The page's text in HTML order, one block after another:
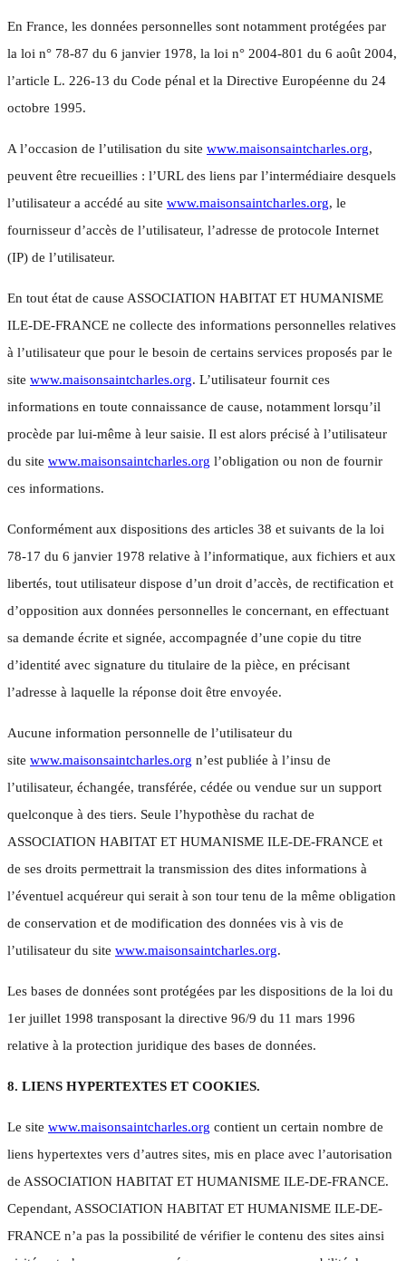
En France, les données personnelles sont notamment protégées par
la loi n° 78-87 du 6 janvier 1978, la loi n° 2004-801 du 6 août 2004,
l’article L. 226-13 du Code pénal et la Directive Européenne du 24
octobre 1995.
A l’occasion de l’utilisation du site www.maisonsaintcharles.org,
peuvent être recueillies : l’URL des liens par l’intermédiaire desquels
l’utilisateur a accédé au site www.maisonsaintcharles.org, le
fournisseur d’accès de l’utilisateur, l’adresse de protocole Internet
(IP) de l’utilisateur.
En tout état de cause ASSOCIATION HABITAT ET HUMANISME
ILE-DE-FRANCE ne collecte des informations personnelles relatives
à l’utilisateur que pour le besoin de certains services proposés par le
site www.maisonsaintcharles.org. L’utilisateur fournit ces
informations en toute connaissance de cause, notamment lorsqu’il
procède par lui-même à leur saisie. Il est alors précisé à l’utilisateur
du site www.maisonsaintcharles.org l’obligation ou non de fournir
ces informations.
Conformément aux dispositions des articles 38 et suivants de la loi
78-17 du 6 janvier 1978 relative à l’informatique, aux fichiers et aux
libertés, tout utilisateur dispose d’un droit d’accès, de rectification et
d’opposition aux données personnelles le concernant, en effectuant
sa demande écrite et signée, accompagnée d’une copie du titre
d’identité avec signature du titulaire de la pièce, en précisant
l’adresse à laquelle la réponse doit être envoyée.
Aucune information personnelle de l’utilisateur du
site www.maisonsaintcharles.org n’est publiée à l’insu de
l’utilisateur, échangée, transférée, cédée ou vendue sur un support
quelconque à des tiers. Seule l’hypothèse du rachat de
ASSOCIATION HABITAT ET HUMANISME ILE-DE-FRANCE et
de ses droits permettrait la transmission des dites informations à
l’éventuel acquéreur qui serait à son tour tenu de la même obligation
de conservation et de modification des données vis à vis de
l’utilisateur du site www.maisonsaintcharles.org.
Les bases de données sont protégées par les dispositions de la loi du
1er juillet 1998 transposant la directive 96/9 du 11 mars 1996
relative à la protection juridique des bases de données.
8. LIENS HYPERTEXTES ET COOKIES.
Le site www.maisonsaintcharles.org contient un certain nombre de
liens hypertextes vers d’autres sites, mis en place avec l’autorisation
de ASSOCIATION HABITAT ET HUMANISME ILE-DE-FRANCE.
Cependant, ASSOCIATION HABITAT ET HUMANISME ILE-DE-
FRANCE n’a pas la possibilité de vérifier le contenu des sites ainsi